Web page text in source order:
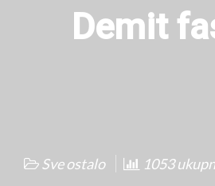
Demit
Sve ostalo 1053